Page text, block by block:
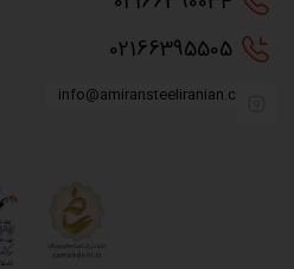
02166395505
info@amiransteeliranian.com